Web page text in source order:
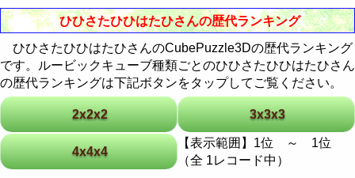
ひひさたひひはたひさんの歴代ランキング
ひひさたひひはたひさんのCubePuzzle3Dの歴代ランキング
です。ルービックキューブ種類ごとのひひさたひひはたひさん
の歴代ランキングは下記ボタンをタップしてご覧ください。
2x2x2 3x3x3
4x4x4
【表示範囲】1位 ～ 1位
（全 1レコード中）